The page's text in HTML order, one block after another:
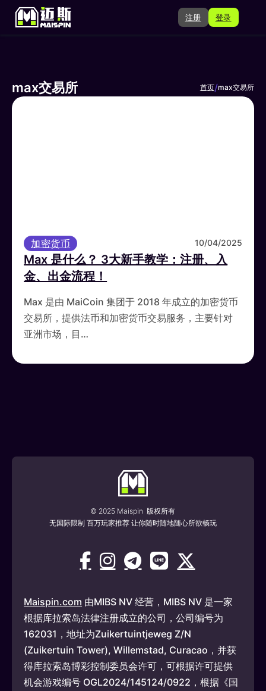
注册 登录
max交易所 首页/max交易所
加密货币 10/04/2025
Max 是什么？ 3大新手教学：注册、入
金、出金流程！
Max 是由 MaiCoin 集团于 2018 年成立的加密货币
交易所，提供法币和加密货币交易服务，主要针对
亚洲市场，目…
© 2025 Maispin 版权所有
无国际限制 百万玩家推荐 让你随时随地随心所欲畅玩
Maispin.com 由MIBS NV 经营，MIBS NV 是一家
根据库拉索岛法律注册成立的公司，公司编号为
162031，地址为Zuikertuintjeweg Z/N
(Zuikertuin Tower), Willemstad, Curacao，并获
得库拉索岛博彩控制委员会许可，可根据许可提供
机会游戏编号 OGL2024/145124/0922，根据《国